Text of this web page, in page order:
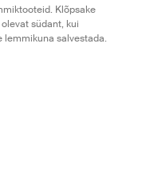
Klõpsake
südant, kui
lemmikuna salvestada.